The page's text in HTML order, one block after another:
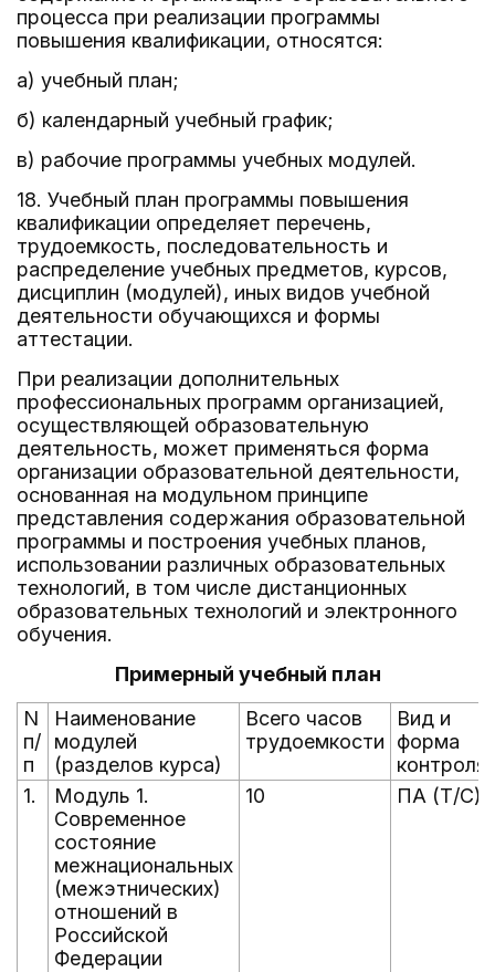
процесса при реализации программы
повышения квалификации, относятся:
а) учебный план;
б) календарный учебный график;
в) рабочие программы учебных модулей.
18. Учебный план программы повышения
квалификации определяет перечень,
трудоемкость, последовательность и
распределение учебных предметов, курсов,
дисциплин (модулей), иных видов учебной
деятельности обучающихся и формы
аттестации.
При реализации дополнительных
профессиональных программ организацией,
осуществляющей образовательную
деятельность, может применяться форма
организации образовательной деятельности,
основанная на модульном принципе
представления содержания образовательной
программы и построения учебных планов,
использовании различных образовательных
технологий, в том числе дистанционных
образовательных технологий и электронного
обучения.
Примерный учебный план
N
п/
п
Наименование
модулей
(разделов курса)
Всего часов
трудоемкости
Вид и
форма
контроля
1.
Модуль 1.
Современное
состояние
межнациональных
(межэтнических)
отношений в
Российской
Федерации
10 ПА (Т/С)